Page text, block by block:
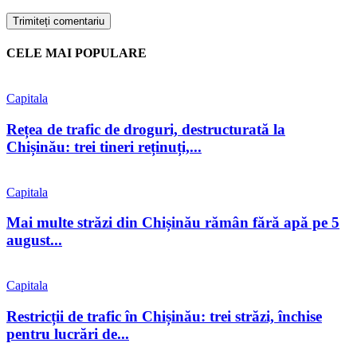
CELE MAI POPULARE
Capitala
Rețea de trafic de droguri, destructurată la
Chișinău: trei tineri reținuți,...
Capitala
Mai multe străzi din Chișinău rămân fără apă pe 5
august...
Capitala
Restricții de trafic în Chișinău: trei străzi, închise
pentru lucrări de...